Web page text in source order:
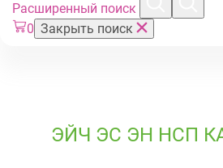
Расширенный поиск
0 Закрыть поиск
ЭЙЧ ЭС ЭН НСП